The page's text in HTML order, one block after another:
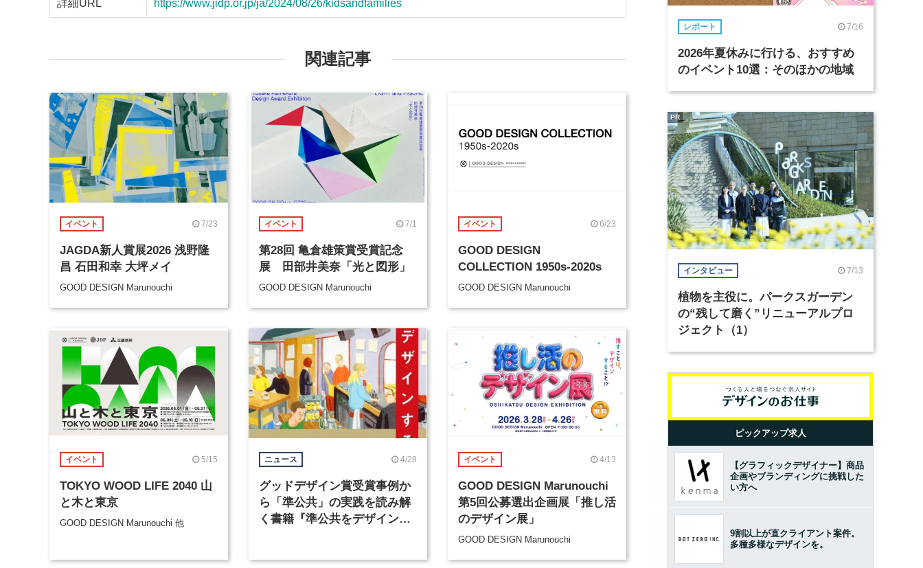
詳細URL https://www.jidp.or.jp/ja/2024/08/26/kidsandfamilies
関連記事
イベント 7/23
JAGDA新人賞展2026 浅野隆
昌 石田和幸 大坪メイ
GOOD DESIGN Marunouchi
イベント 7/1
第28回 亀倉雄策賞受賞記念
展 田部井美奈「光と図形」
GOOD DESIGN Marunouchi
イベント 6/23
GOOD DESIGN
COLLECTION 1950s-2020s
GOOD DESIGN Marunouchi
イベント 5/15
TOKYO WOOD LIFE 2040 山
と木と東京
GOOD DESIGN Marunouchi 他
ニュース 4/28
グッドデザイン賞受賞事例か
ら「準公共」の実践を読み解
く書籍『準公共をデザインす
イベント 4/13
GOOD DESIGN Marunouchi
第5回公募選出企画展「推し活
のデザイン展」
GOOD DESIGN Marunouchi
レポート 7/16
2026年夏休みに行ける、おすすめ
のイベント10選：そのほかの地域
インタビュー 7/13
植物を主役に。パークスガーデン
の“残して磨く”リニューアルプロ
ジェクト（1）
PR
ピックアップ求人
【グラフィックデザイナー】商品
企画やブランディングに挑戦した
い方へ
9割以上が直クライアント案件。
多種多様なデザインを。